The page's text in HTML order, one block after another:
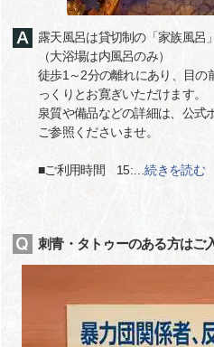
露天風呂は貸切制の「家族風呂
（大浴場は内風呂のみ）
徒歩1～2分の離れにあり、目の
っくりとお寛ぎいただけます。
泉質や備品などの詳細は、公式
ご参照くださいませ。
■ご利用時間 15: …続きを読む
刺青・タトゥーのある方はご